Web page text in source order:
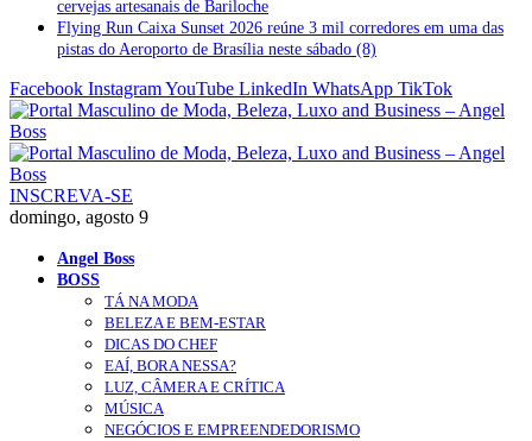
cervejas artesanais de Bariloche
Flying Run Caixa Sunset 2026 reúne 3 mil corredores em uma das
pistas do Aeroporto de Brasília neste sábado (8)
Facebook InstagramYouTube LinkedIn WhatsApp TikTok
INSCREVA-SE
domingo, agosto 9
Angel Boss
BOSS
TÁ NA MODA
BELEZA E BEM-ESTAR
DICAS DO CHEF
EAÍ, BORA NESSA?
LUZ, CÂMERA E CRÍTICA
MÚSICA
NEGÓCIOS E EMPREENDEDORISMO